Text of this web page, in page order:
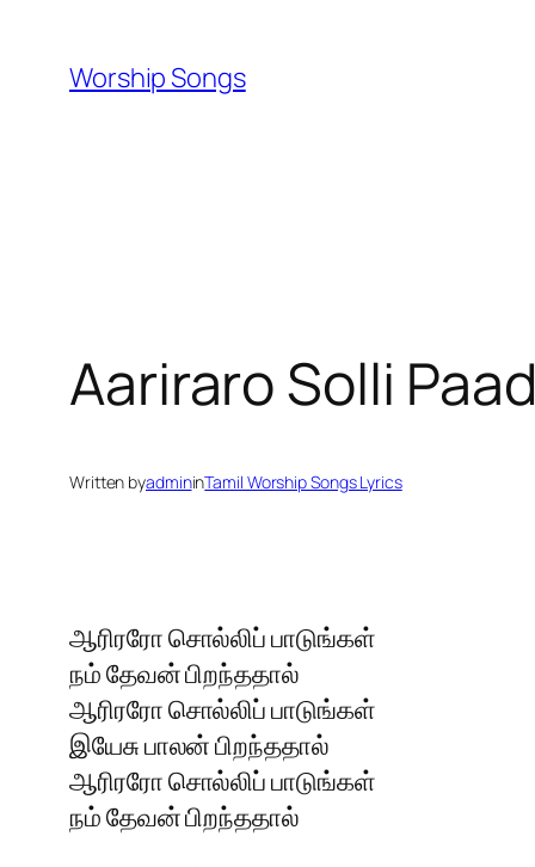
content
Worship Songs
Aariraro Solli
Written byadmininTamil Worship Songs Lyrics
ஆரிரரோ சொல்லிப் பாடுங்கள்
நம் தேவன் பிறந்ததால்
ஆரிரரோ சொல்லிப் பாடுங்கள்
இயேசு பாலன் பிறந்ததால்
ஆரிரரோ சொல்லிப் பாடுங்கள்
நம் தேவன் பிறந்ததால்